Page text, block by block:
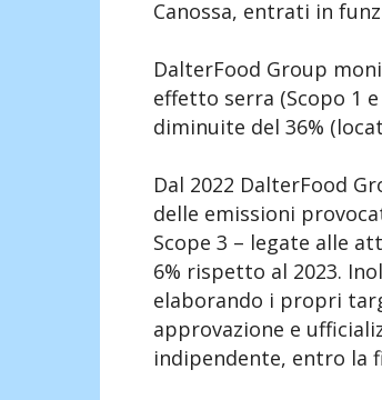
Canossa, entrati in
DalterFood Group
effetto serra (Scopo 1
diminuite del 36%
Dal 2022 DalterFood
delle emissioni
Scope 3 – legate alle
6% rispetto al 2023.
elaborando i propri
approvazione e
indipendente, entro la